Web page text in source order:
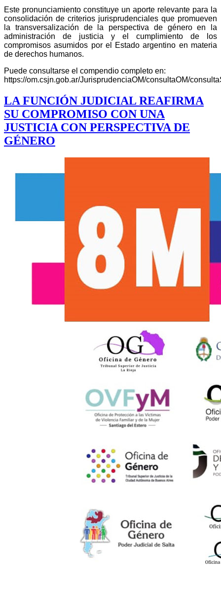
Este pronunciamiento constituye un aporte relevante para la
consolidación de criterios jurisprudenciales que promueven
la transversalización de la perspectiva de género en la
administración de justicia y el cumplimiento de los
compromisos asumidos por el Estado argentino en materia
de derechos humanos.
Puede consultarse el compendio completo en:
https://om.csjn.gob.ar/JurisprudenciaOM/consultaOM/
LA FUNCIÓN JUDICIAL REAFIRMA
SU COMPROMISO CON UNA
JUSTICIA CON PERSPECTIVA DE
GÉNERO